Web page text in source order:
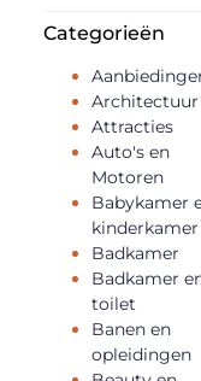
Categorieën
Architectuur
Attracties
Auto's en
Motoren
Babykamer
kinderkamer
Badkamer
Badkamer
toilet
Banen en
opleidingen